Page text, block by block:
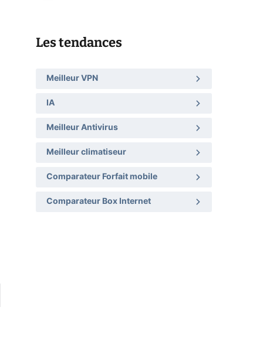
Les tendances
Meilleur VPN
IA
Meilleur Antivirus
Meilleur climatiseur
Comparateur Forfait mobile
Comparateur Box Internet